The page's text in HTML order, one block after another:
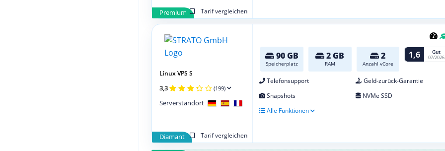
Premium Tarif vergleichen
90 GB
Speicherplatz
2 GB
RAM
2
Anzahl vCore
1,6 Gut
07/2026
Telefonsupport
Geld-zurück-Garantie
Snapshots
NVMe SSD
Alle Funktionen
Diamant Tarif vergleichen
Linux VPS S
3,3 (199)
Serverstandort